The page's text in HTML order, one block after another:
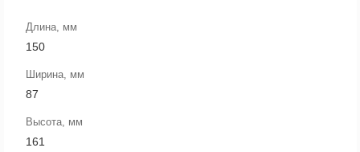
Длина, мм
150
Ширина, мм
87
Высота, мм
161